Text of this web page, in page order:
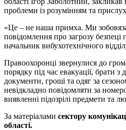
проблеми із розумінням та
«Це – не наша примха. Ми
повідомлення про загрозу
начальник вибухотехнічного
Правоохоронці звернулися до
порядку під час евакуації, брати з
документи, гроші та одяг за
невідкладно повідомляти за
виявленні підозрілі предмети та
За матеріалами сектору
області.